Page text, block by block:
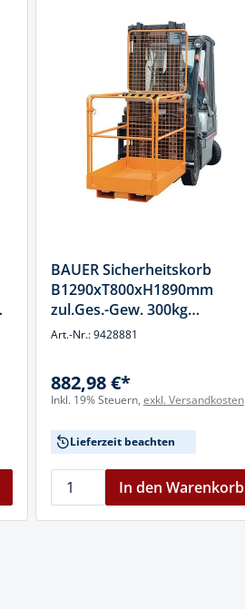
BAUER Sicherheitskorb
B1290xT800xH1890mm
zul.Ges.-Gew. 300kg
gelborange f.Gabelstapler
Art.-Nr.: 9428881
882,98 €*
Inkl. 19% Steuern, exkl. Versandkosten
Lieferzeit beachten
In den Warenkorb